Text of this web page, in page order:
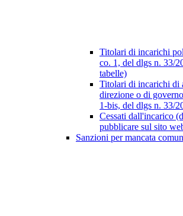
Titolari di incarichi
co. 1, del dlgs n. 33/
tabelle)
Titolari di incarichi di
direzione o di
1-bis, del dlgs n. 33/
Cessati dall'incarico
pubblicare sul sito
Sanzioni per mancata